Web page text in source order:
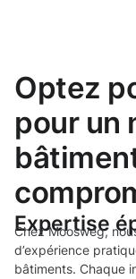
Optez
pour un
Expertise
Chez Moosweg,
d’expérience
bâtiments. Chaque